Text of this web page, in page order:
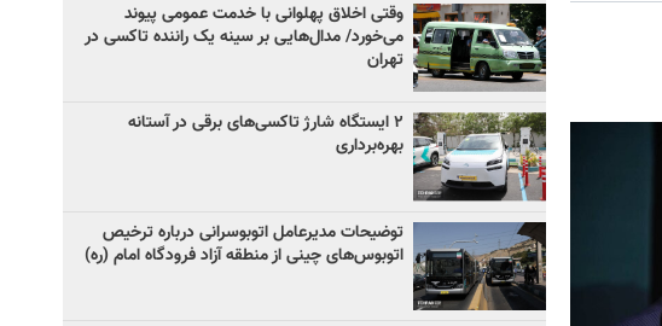
وقتی اخلاق پهلوانی با خدمت عمومی پیوند
می‌خورد/ مدال‌هایی بر سینه یک راننده تاکسی در
تهران
۲ ایستگاه شارژ تاکسی‌های برقی در آستانه
بهره‌برداری
توضیحات مدیرعامل اتوبوسرانی درباره ترخیص
اتوبوس‌های چینی از منطقه آزاد فرودگاه امام (ره)